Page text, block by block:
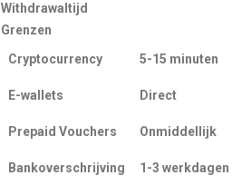
Withdrawaltijd
Grenzen
Cryptocurrency
5-15 minuten
E-wallets Direct
Prepaid Vouchers Onmiddellijk
Bankoverschrijving 1-3 werkdagen